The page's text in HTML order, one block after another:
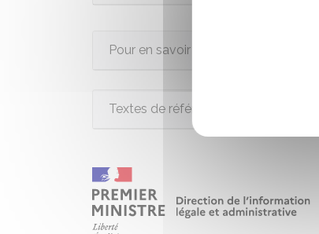
Pour en savoir plus
Textes de référence